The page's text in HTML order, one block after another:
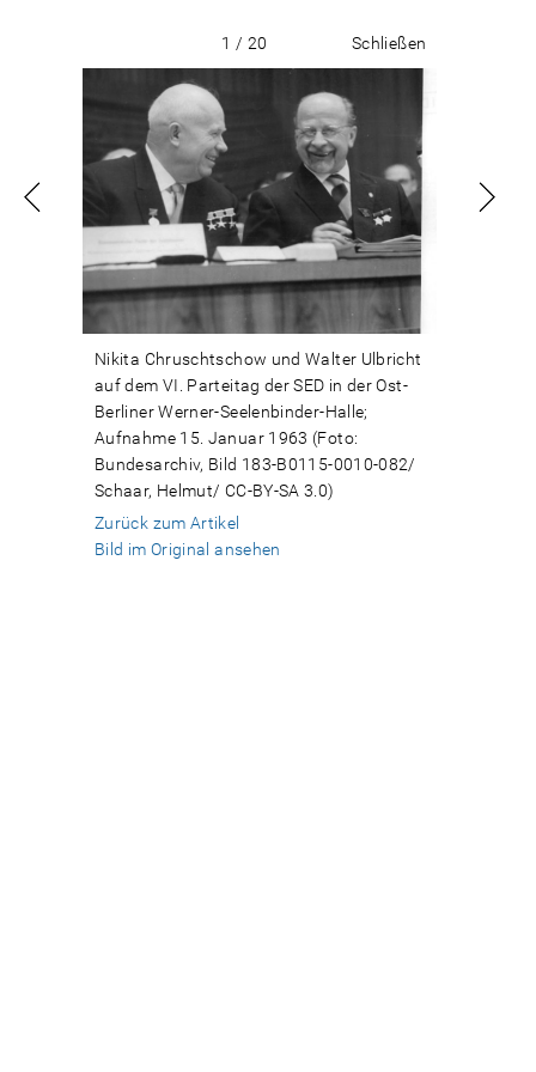
1 / 20 Schließen
Nikita Chruschtschow und Walter Ulbricht
auf dem VI. Parteitag der SED in der Ost-
Berliner Werner-Seelenbinder-Halle;
Aufnahme 15. Januar 1963 (Foto:
Bundesarchiv, Bild 183-B0115-0010-082/
Schaar, Helmut/ CC-BY-SA 3.0)
Zurück zum Artikel
Bild im Original ansehen